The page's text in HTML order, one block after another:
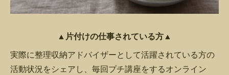
▲片付けの仕事されている方▲
実際に整理収納アドバイザーとして活躍されている方の
活動状況をシェアし、毎回プチ講座をするオンライン